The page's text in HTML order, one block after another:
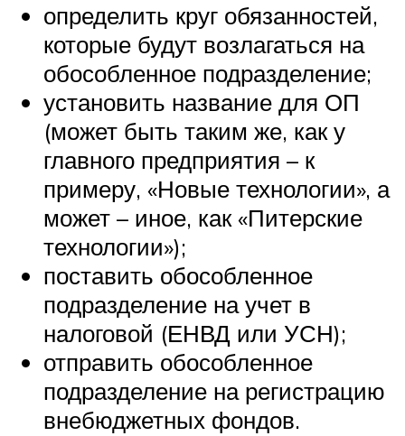
определить круг обязанностей,
которые будут возлагаться на
обособленное подразделение;
установить название для ОП
(может быть таким же, как у
главного предприятия – к
примеру, «Новые технологии», а
может – иное, как «Питерские
технологии»);
поставить обособленное
подразделение на учет в
налоговой (ЕНВД или УСН);
отправить обособленное
подразделение на регистрацию
внебюджетных фондов.